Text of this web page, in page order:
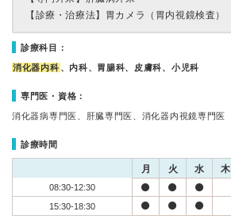
【診療・治療法】 胃カメラ（胃内視鏡検査）
診療科目：
消化器内科 、内科、胃腸科、皮膚科、小児科
専門医・資格：
消化器病専門医、肝臓専門医、消化器内視鏡専門医
診療時間
月 火 水 木
08:30-12:30
15:30-18:30